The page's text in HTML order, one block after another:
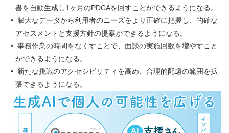
書を自動生成し1ヶ月のPDCAを回すことができるようになる。
膨大なデータから利用者のニーズをより正確に把握し、的確な
アセスメントと支援方針の提案ができるようになる。
事務作業の時間をなくすことで、面談の実施回数を増やすこと
ができるようになる。
新たな挑戦のアクセシビリティを高め、合理的配慮の範囲を拡
張できるようになる。